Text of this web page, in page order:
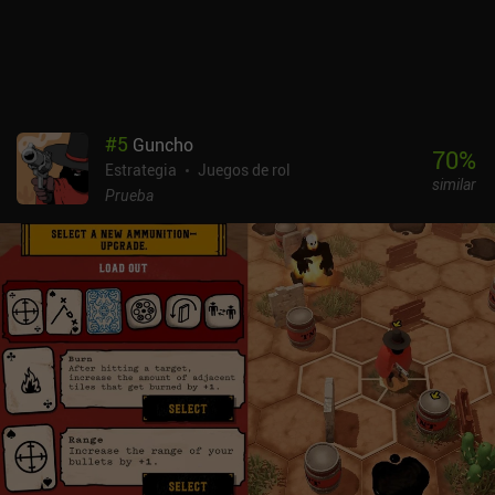
largos a veces. Arcane Quest 4 se monetiza mediante económicos
iAPs para desbloquear nuevos personajes y progresar más rápido.
El juego se puede disfrutar fácilmente de forma gratuita, ya que no
hay presión competitiva ni muros de pago. Es una gran elección si
te gustan los juegos complejos de estrategia por turnos con
mecánicas sólidas.
#5 Guncho
Estrategia
Juegos de rol
Prueba
70%
similar